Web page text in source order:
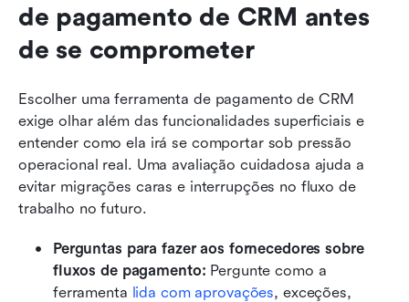
de pagamento de CRM antes
de se comprometer
Escolher uma ferramenta de pagamento de CRM
exige olhar além das funcionalidades superficiais e
entender como ela irá se comportar sob pressão
operacional real. Uma avaliação cuidadosa ajuda a
evitar migrações caras e interrupções no fluxo de
trabalho no futuro.
Perguntas para fazer aos fornecedores sobre
fluxos de pagamento: Pergunte como a
ferramenta lida com aprovações, exceções,